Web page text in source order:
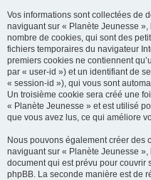
Vos informations sont collectées de
naviguant sur « Planète Jeunesse
nombre de cookies, qui sont des
fichiers temporaires du navigateur
premiers cookies ne contiennent
par « user-id ») et un identifiant de
« session-id »), qui vous sont
Un troisième cookie sera créé une
« Planète Jeunesse » et est utilisé
que vous avez lus, ce qui améliore
Nous pouvons également créer des
naviguant sur « Planète Jeunesse
document qui est prévu pour couvrir
phpBB. La seconde manière est de